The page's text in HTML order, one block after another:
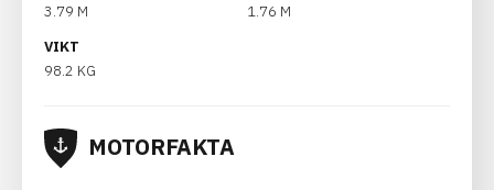
3.79 M
1.76 M
VIKT
98.2 KG
MOTORFAKTA